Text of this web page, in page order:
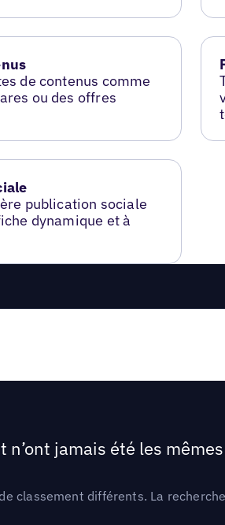
de contenus comme
ou des offres
publication sociale
dynamique et à
jamais été les
classement différents. La